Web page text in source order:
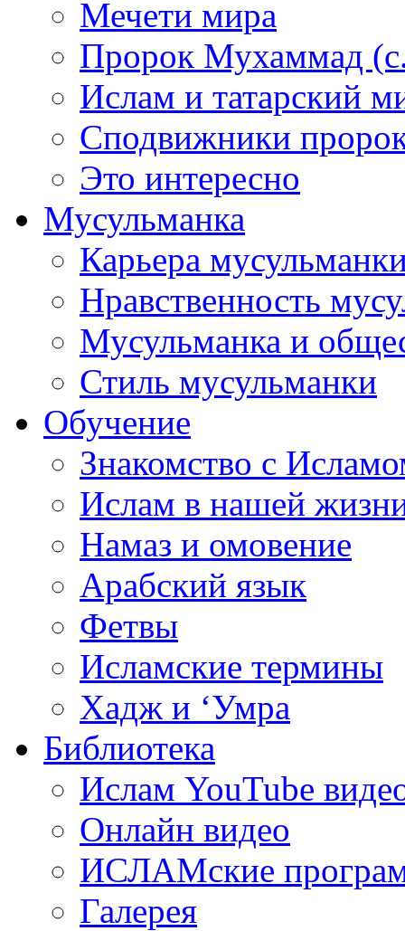
Мечети мира
Пророк Мухаммад
Ислам и татарский
Сподвижники
Это интересно
Мусульманка
Карьера
Нравственность
Мусульманка и
Стиль мусульманки
Обучение
Знакомство с
Ислам в нашей
Намаз и омовение
Арабский язык
Фетвы
Исламские термины
Хадж и ‘Умра
Библиотека
Ислам YouTube
Онлайн видео
ИСЛАМские
Галерея